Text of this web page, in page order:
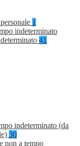
1
indeterminato
41
indeterminato (da
30
non a tempo